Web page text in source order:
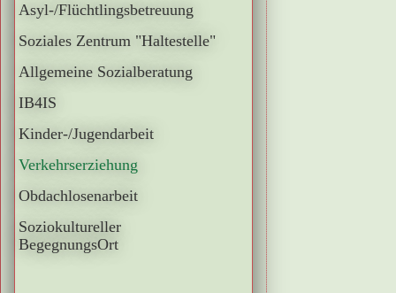
Asyl-/Flüchtlingsbetreuung
Soziales Zentrum "Haltestelle"
Allgemeine Sozialberatung
IB4IS
Kinder-/Jugendarbeit
Verkehrserziehung
Obdachlosenarbeit
Soziokultureller
BegegnungsOrt